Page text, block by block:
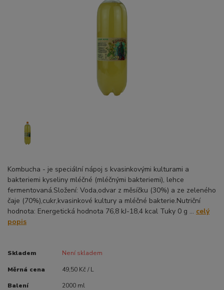
Kombucha - je speciální nápoj s kvasinkovými kulturami a
bakteriemi kyseliny mléčné (mléčnými bakteriemi), lehce
fermentovaná.Složení: Voda,odvar z měsíčku (30%) a ze zeleného
čaje (70%),cukr,kvasinkové kultury a mléčné bakterie.Nutriční
hodnota: Energetická hodnota 76,8 kJ-18,4 kcal Tuky 0 g ... celý
popis
Skladem Není skladem
Měrná cena 49,50 Kč / L
Balení 2000 ml